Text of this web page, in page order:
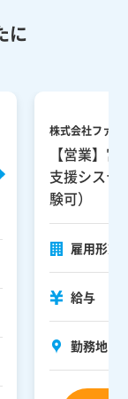
に
株式会社ファブ
【営業】
支援システ
験可）
雇用形態
給与
勤務地